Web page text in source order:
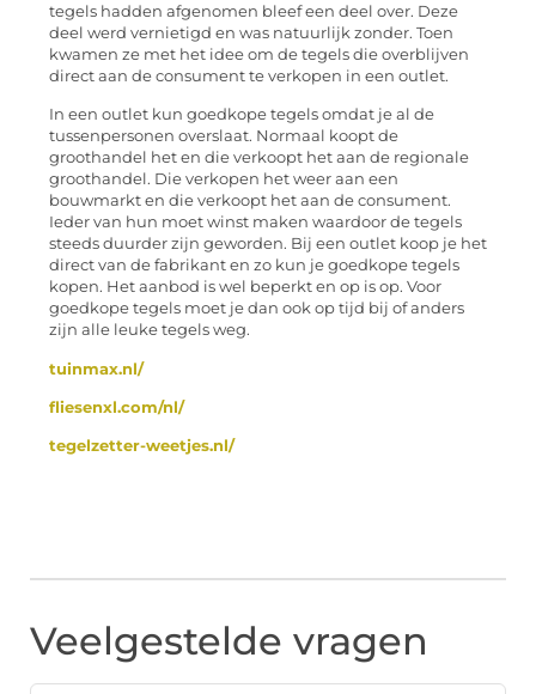
tegels hadden afgenomen bleef een deel over. Deze
deel werd vernietigd en was natuurlijk zonder. Toen
kwamen ze met het idee om de tegels die overblijven
direct aan de consument te verkopen in een outlet.
In een outlet kun goedkope tegels omdat je al de
tussenpersonen overslaat. Normaal koopt de
groothandel het en die verkoopt het aan de regionale
groothandel. Die verkopen het weer aan een
bouwmarkt en die verkoopt het aan de consument.
Ieder van hun moet winst maken waardoor de tegels
steeds duurder zijn geworden. Bij een outlet koop je het
direct van de fabrikant en zo kun je goedkope tegels
kopen. Het aanbod is wel beperkt en op is op. Voor
goedkope tegels moet je dan ook op tijd bij of anders
zijn alle leuke tegels weg.
tuinmax.nl/
fliesenxl.com/nl/
tegelzetter-weetjes.nl/
Veelgestelde vragen